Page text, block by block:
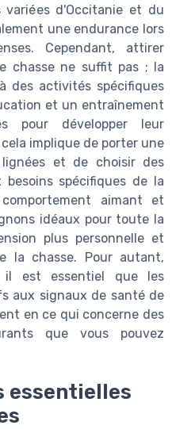
d'Occitanie et du
une endurance lors
Cependant, attirer
chasse ne suffit pas ; la
des activités spécifiques
et un entraînement
pour développer leur
implique de porter une
et de choisir des
spécifiques de la
aimant et
idéaux pour toute la
plus personnelle et
la chasse. Pour autant,
il est essentiel que les
aux signaux de santé de
en ce qui concerne des
que vous pouvez
essentielles